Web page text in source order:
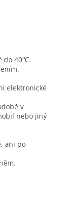
do 40℃.
elektronické
v
nebo jiný
ani po